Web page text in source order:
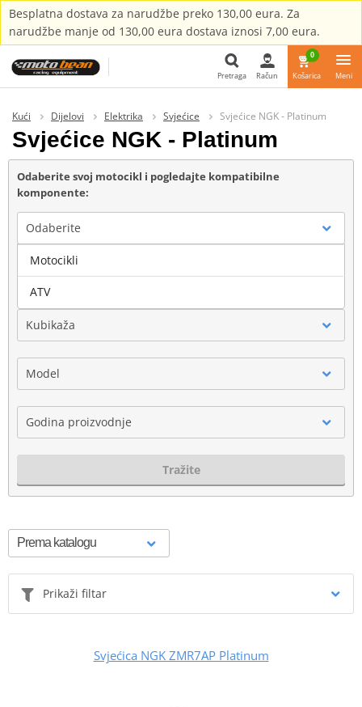
Besplatna dostava za narudžbe preko 130,00 eura. Za
narudžbe manje od 130,00 eura dostava iznosi 7,00 eura.
Pretraga
Pretraga Račun
0
Košarica Meni
Kući Dijelovi Elektrika Svjećice Svjećice NGK - Platinum
Svjećice NGK - Platinum
Odaberite svoj motocikl i pogledajte kompatibilne
komponente:
Odaberite
Marka
Kubikaža
Model
Godina proizvodnje
Tražite
Prikaži filtar
Svjećica NGK ZMR7AP Platinum
Motocikli
ATV